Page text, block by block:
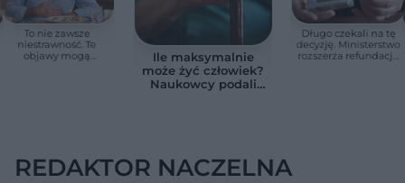
To nie zawsze
niestrawność. Te
objawy mogą
Ile maksymalnie
może żyć człowiek?
Naukowcy podali
Długo czekali na tę
decyzję. Ministerstwo
rozszerza refundację
REDAKTOR NACZELNA